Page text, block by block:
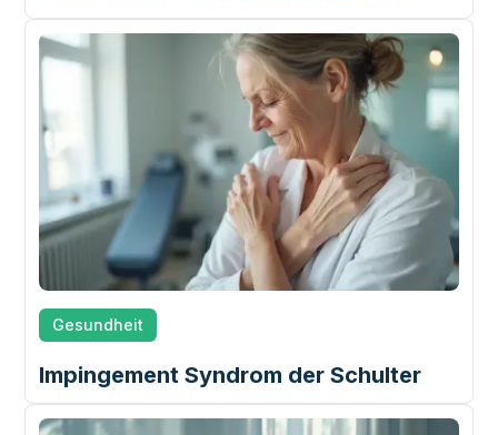
Gesundheit
Impingement Syndrom der Schulter